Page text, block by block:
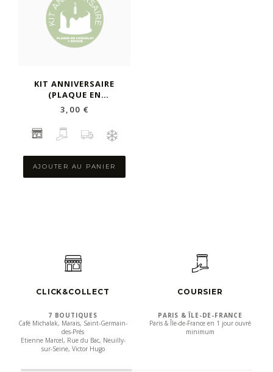
KIT ANNIVERSAIRE
(PLAQUE EN
CHOCOLAT +
BOUGIE)
3,00 €
AJOUTER AU PANIER
CLICK&COLLECT
7 BOUTIQUES
Café Michalak, Marais, Saint-Germain-
des-Prés
Etienne Marcel, Rue du Bac, Neuilly-
sur-Seine, Victor Hugo
COURSIER
PARIS & ÎLE-DE-FRANCE
Paris & Île-de-France en 1 jour ouvré
minimum